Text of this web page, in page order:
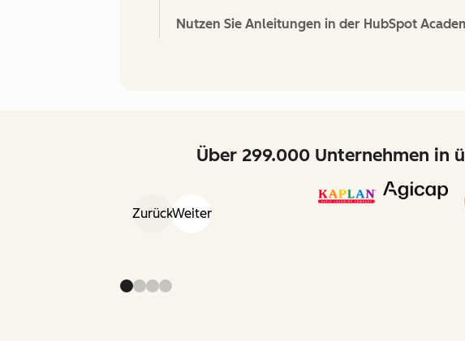
Nutzen Sie Anleitungen in der HubSpot
Über 299.000 Unternehmen in
ZurückWeiter